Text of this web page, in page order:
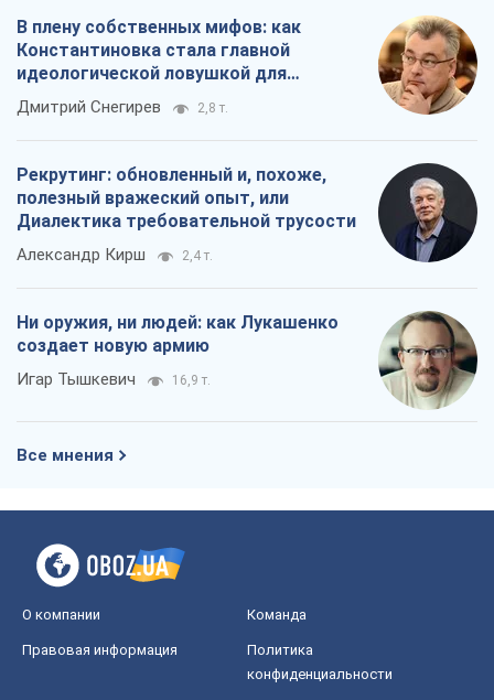
В плену собственных мифов: как
Константиновка стала главной
идеологической ловушкой для
российских оккупантов
Дмитрий Снегирев 2,8 т.
Рекрутинг: обновленный и, похоже,
полезный вражеский опыт, или
Диалектика требовательной трусости
Александр Кирш 2,4 т.
Ни оружия, ни людей: как Лукашенко
создает новую армию
Игар Тышкевич 16,9 т.
Все мнения
О компании Команда
Правовая информация
Политика
конфиденциальности